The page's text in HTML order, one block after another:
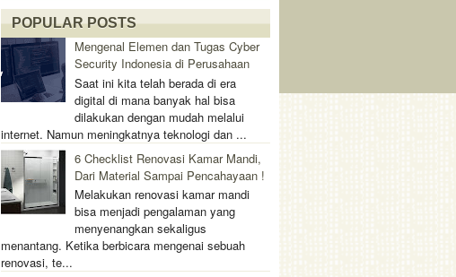
POPULAR POSTS
Mengenal Elemen dan Tugas Cyber
Security Indonesia di Perusahaan
Saat ini kita telah berada di era
digital di mana banyak hal bisa
dilakukan dengan mudah melalui
internet. Namun meningkatnya teknologi dan ...
6 Checklist Renovasi Kamar Mandi,
Dari Material Sampai Pencahayaan !
Melakukan renovasi kamar mandi
bisa menjadi pengalaman yang
menyenangkan sekaligus
menantang. Ketika berbicara mengenai sebuah
renovasi, te...